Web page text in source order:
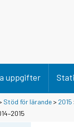
uppgifter
Stöd för lärande> 2015